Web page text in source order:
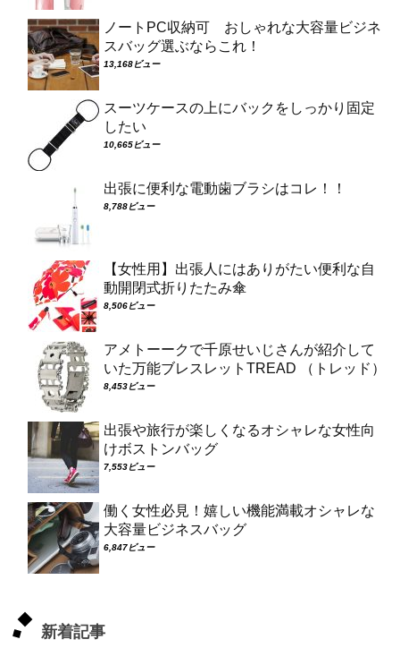
ノートPC収納可 おしゃれな大容量ビジネ
スバッグ選ぶならこれ！
13,168ビュー
スーツケースの上にバックをしっかり固定
したい
10,665ビュー
出張に便利な電動歯ブラシはコレ！！
8,788ビュー
【女性用】出張人にはありがたい便利な自
動開閉式折りたたみ傘
8,506ビュー
アメトーークで千原せいじさんが紹介して
いた万能ブレスレットTREAD （トレッド）
8,453ビュー
出張や旅行が楽しくなるオシャレな女性向
けボストンバッグ
7,553ビュー
働く女性必見！嬉しい機能満載オシャレな
大容量ビジネスバッグ
6,847ビュー
新着記事